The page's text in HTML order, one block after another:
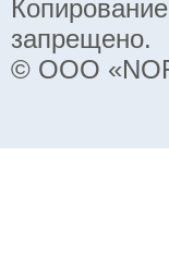
запрещено.
© ООО